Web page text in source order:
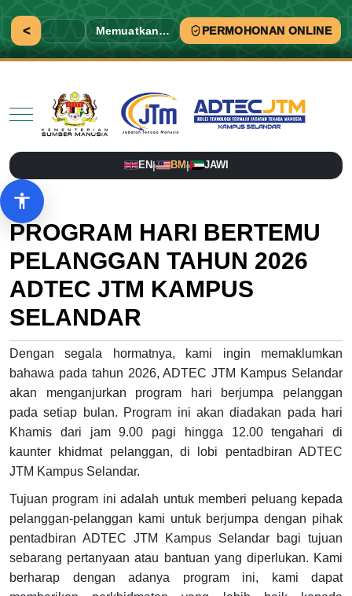
< Memuatkan… PERMOHONAN ONLINE
Mobile Menu Toggle
EN| BM| JAWI
Pilihan aksesibiliti
PROGRAM HARI BERTEMU
PELANGGAN TAHUN 2026
ADTEC JTM KAMPUS
SELANDAR
Dengan segala hormatnya, kami ingin memaklumkan
bahawa pada tahun 2026, ADTEC JTM Kampus Selandar
akan menganjurkan program hari berjumpa pelanggan
pada setiap bulan. Program ini akan diadakan pada hari
Khamis dari jam 9.00 pagi hingga 12.00 tengahari di
kaunter khidmat pelanggan, di lobi pentadbiran ADTEC
JTM Kampus Selandar.
Tujuan program ini adalah untuk memberi peluang kepada
pelanggan-pelanggan kami untuk berjumpa dengan pihak
pentadbiran ADTEC JTM Kampus Selandar bagi tujuan
sebarang pertanyaan atau bantuan yang diperlukan. Kami
berharap dengan adanya program ini, kami dapat